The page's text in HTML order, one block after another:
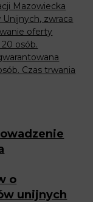
Mazowiecka
zwraca
oferty
osób.
Czas trwania
o
unijnych